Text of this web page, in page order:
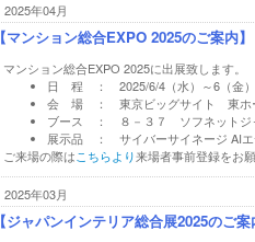
2025年04月
【マンション総合EXPO 2025のご案内】
マンション総合EXPO 2025に出展致します。
日 程 ： 2025/6/4（水）～6（金）
会 場 ： 東京ビッグサイト 東ホ
ブース ： ８－３７ ソフネットジ
展示品 ： サイバーサイネージ AIエ
ご来場の際はこちらより来場者事前登録をお願
2025年03月
【ジャパンインテリア総合展2025のご案